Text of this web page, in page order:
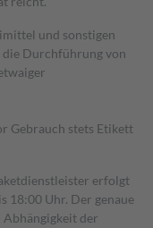
und sonstigen
Durchführung von
Gebrauch stets Etikett
erfolgt
18:00 Uhr. Der genaue
Abhängigkeit der